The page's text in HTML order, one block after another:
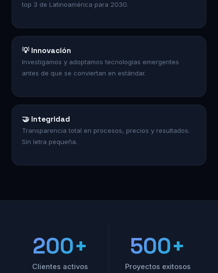
top 3 de Latinoamérica para 2030.
💡 Innovación
Investigamos y adoptamos tecnologías emergentes
antes de que se conviertan en estándar.
🤝 Integridad
Transparencia total en procesos, precios y resultados.
Sin letra pequeña.
200+
Clientes activos
500+
Proyectos exitosos